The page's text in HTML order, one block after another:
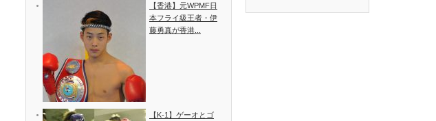
【香港】元WPMF日
本フライ級王者・伊
藤勇真が香港...
【K-1】ゲーオとゴ